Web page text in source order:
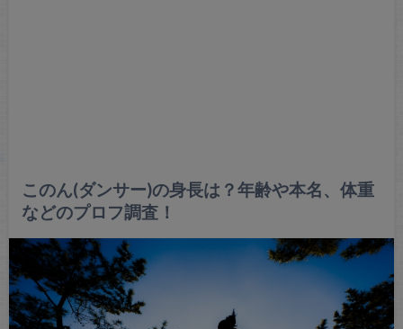
このん(ダンサー)の身長は？年齢や本名、体重
などのプロフ調査！